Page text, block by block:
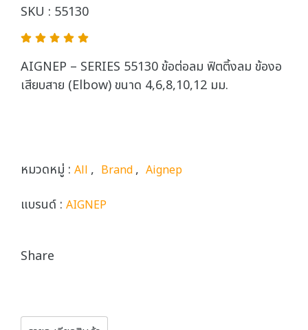
SKU : 55130
AIGNEP – SERIES 55130 ข้อต่อลม ฟิตติ้งลม ข้องอ
เสียบสาย (Elbow) ขนาด 4,6,8,10,12 มม.
หมวดหมู่ : All , Brand, Aignep
แบรนด์ : AIGNEP
Share